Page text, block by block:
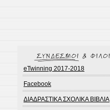
eTwinning 2017-2018
Facebook
ΔΙΑΔΡΑΣΤΙΚΑ ΣΧΟΛΙΚΑ ΒΙΒΛΙΑ